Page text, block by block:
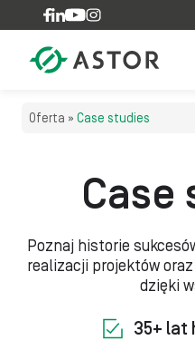
Skip to content
Oferta » Case studies
Case
Poznaj historie
realizacji projektów
dzięki
35+ lat